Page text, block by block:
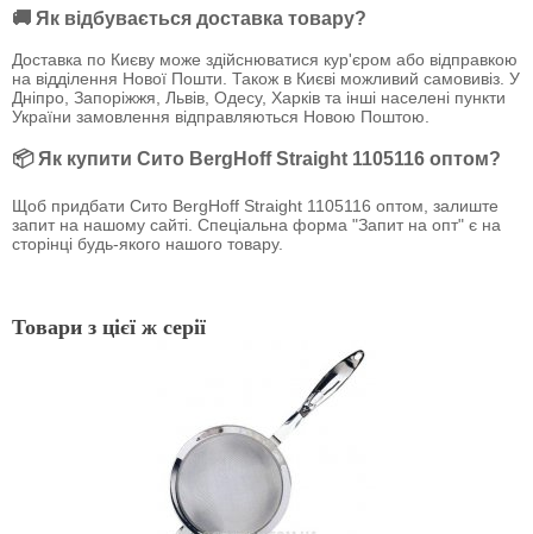
🚚 Як відбувається доставка товару?
Доставка по Києву може здійснюватися кур'єром або відправкою
на відділення Нової Пошти. Також в Києві можливий самовивіз. У
Дніпро, Запоріжжя, Львів, Одесу, Харків та інші населені пункти
України замовлення відправляються Новою Поштою.
📦 Як купити Сито BergHoff Straight 1105116 оптом?
Щоб придбати Сито BergHoff Straight 1105116 оптом, залиште
запит на нашому сайті. Спеціальна форма "Запит на опт" є на
сторінці будь-якого нашого товару.
Товари з цієї ж серії